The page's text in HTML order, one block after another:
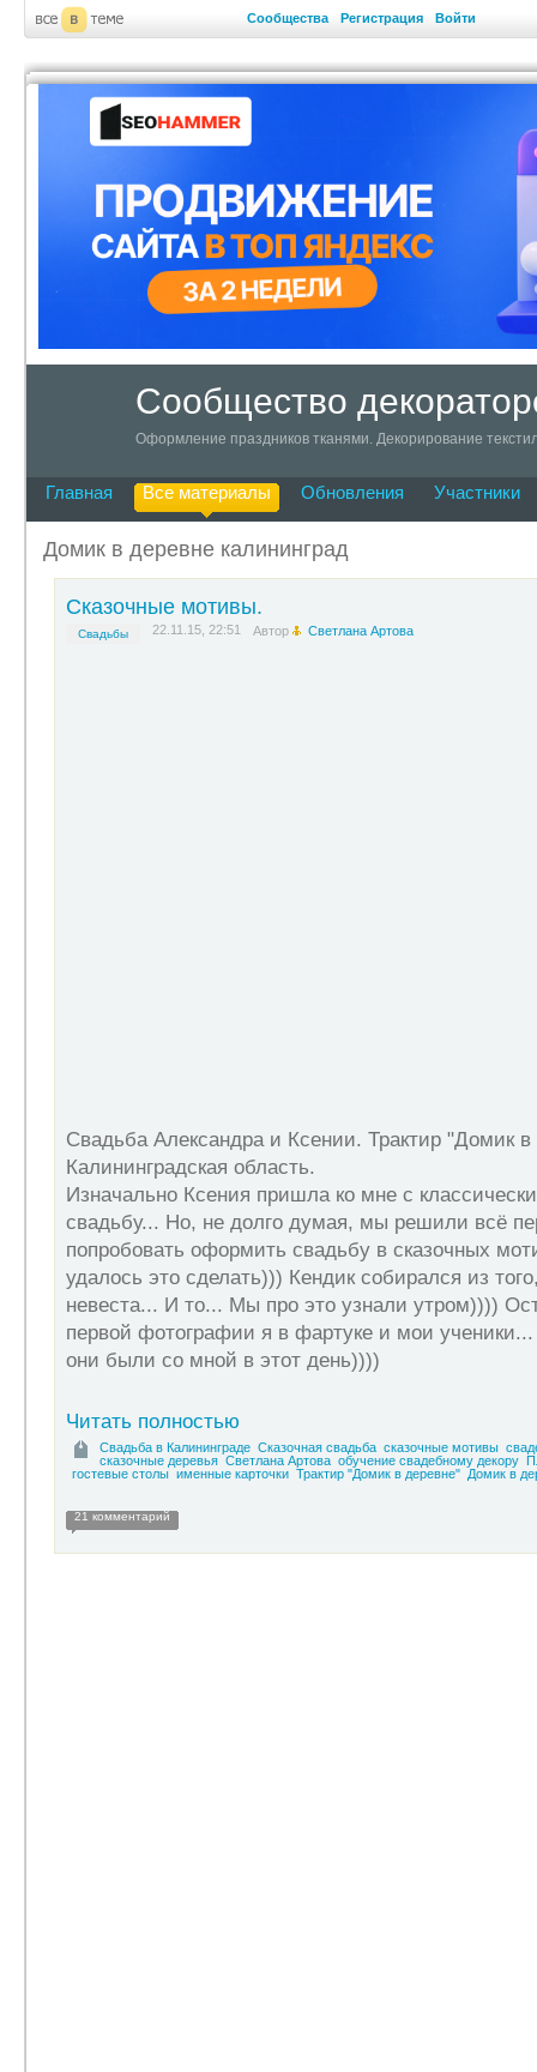
Сообщества Регистрация Войти
Сообщество
Оформление праздников тканями. Декорирование
Главная Все материалы Обновления Участники
Домик в деревне калининград
Сказочные мотивы.
Свадьбы 22.11.15, 22:51 Автор Светлана Артова
Свадьба Александраи Ксении. Трактир "Домик в
Калининградская область.
Изначально Ксения пришла ко мне с
свадьбу... Но, не долго думая, мы решили всё
попробовать оформить свадьбу в сказочных
удалось это сделать))) Кендик собирался из
невеста... И то... Мы про это узнали утром))))
первой фотографии я в фартуке и мои
они были со мной в этот день))))
Читать полностью
Свадьба в Калининграде Сказочная свадьба сказочные мотивы
сказочные деревья Светлана Артова обучение свадебному декору
гостевые столы именные карточки Трактир "Домик в деревне" Домик в
21 комментарий